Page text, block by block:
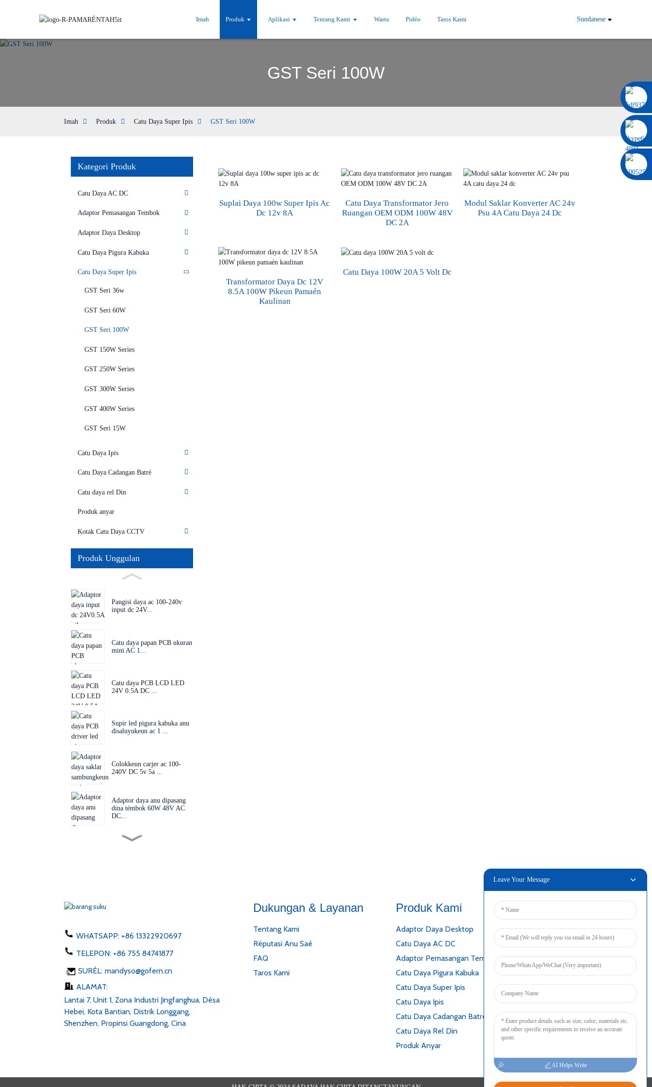
Imah Produk Aplikasi Tentang Kami Warta Pidéo Taros Kami Sundanese
GST Seri 100W
Imah Produk Catu Daya Super Ipis GST Seri 100W
Kategori Produk
Catu Daya AC DC
Adaptor Pemasangan Tembok
Adaptor Daya Desktop
Catu Daya Pigura Kabuka
Catu Daya Super Ipis
GST Seri 36w
GST Seri 60W
GST Seri 100W
GST 150W Series
GST 250W Series
GST 300W Series
GST 400W Series
GST Seri 15W
Catu Daya Ipis
Catu Daya Cadangan Batré
Catu daya rel Din
Produk anyar
Kotak Catu Daya CCTV
Produk Unggulan
Pangisi daya ac 100-240v
input dc 24V...
Catu daya papan PCB ukuran
mini AC 1...
Catu daya PCB LCD LED
24V 0.5A DC ...
Supir led pigura kabuka anu
disaluyukeun ac 1 ...
Colokkeun carjer ac 100-
240V DC 5v 5a ...
Adaptor daya anu dipasang
dina témbok 60W 48V AC
DC...
Colokan anu tiasa
C USB ac 100-24...
Lampu LED Strip 6v 12v
24v AC 100-240V DC 1...
Suplai Daya 100w Super Ipis Ac
Dc 12v 8A
Catu Daya Transformator Jero
Ruangan OEM ODM 100W 48V
DC 2A
Modul Saklar Konverter AC 24v
Psu 4A Catu Daya 24 Dc
Transformator Daya Dc 12V
8.5A 100W Pikeun Pamaén
Kaulinan
Catu Daya 100W 20A 5 Volt Dc
WHATSAPP: +86 13322920697
TELEPON: +86 755 84741877
SURÉL: mandyso@gofern.cn
ALAMAT:
Lantai 7, Unit 1, Zona Industri Jingfanghua, Désa
Hebei, Kota Bantian, Distrik Longgang,
Shenzhen, Propinsi Guangdong, Cina
Dukungan & Layanan
Tentang Kami
Réputasi Anu Saé
FAQ
Taros Kami
Produk Kami
Adaptor Daya Desktop
Catu Daya AC DC
Adaptor Pemasangan Tembok
Catu Daya Pigura Kabuka
Catu Daya Super Ipis
Catu Daya Ipis
Catu Daya Cadangan Batré
Catu Daya Rel Din
Produk Anyar
Leave Your Message
AI Helps Write